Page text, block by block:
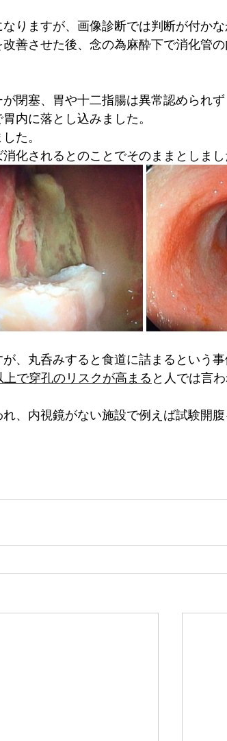
りますが、画像診断では判断が付か
善させた後、念の為麻酔下で消化管
閉塞、胃や十二指腸は異常認められず
内に落とし込みました。
た。
化されるとのことでそのままとしまし
、丸呑みすると食道に詰まるという事
で穿孔のリスクが高まる と人では言
、内視鏡がない施設で例えば試験開